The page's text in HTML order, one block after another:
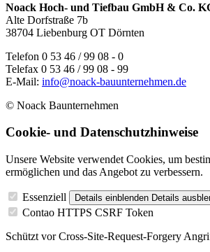
Noack Hoch- und Tiefbau GmbH & Co.
Alte Dorfstraße 7b
38704 Liebenburg OT Dörnten
Telefon 0 53 46 / 99 08 - 0
Telefax 0 53 46 / 99 08 - 99
E-Mail: info@noack-bauunternehmen.de
© Noack Baunternehmen
Cookie- und Datenschutzhinweise
Unsere Website verwendet Cookies, um
ermöglichen und das Angebot zu verbessern.
Essenziell Details einblenden Details
Contao HTTPS CSRF Token
Schützt vor Cross-Site-Request-Forgery